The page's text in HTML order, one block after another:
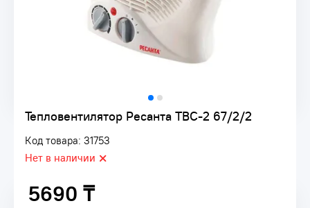
Тепловентилятор Ресанта ТВС-2 67/2/2
Код товара: 31753
Нет в наличии
5690 ₸
5690 ₸